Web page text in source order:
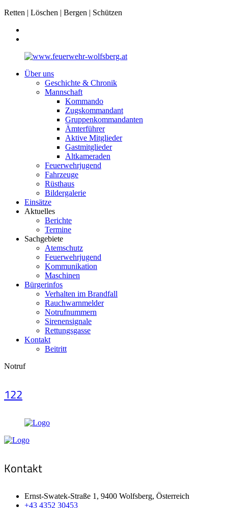
Retten | Löschen | Bergen | Schützen
Über uns
Geschichte & Chronik
Mannschaft
Kommando
Zugskommandant
Gruppenkommandanten
Ämterführer
Aktive Mitglieder
Gastmitglieder
Altkameraden
Feuerwehrjugend
Fahrzeuge
Rüsthaus
Bildergalerie
Einsätze
Aktuelles
Berichte
Termine
Sachgebiete
Atemschutz
Feuerwehrjugend
Kommunikation
Maschinen
Bürgerinfos
Verhalten im Brandfall
Rauchwarnmelder
Notrufnummern
Sirenensignale
Rettungsgasse
Kontakt
Beitritt
Notruf
122
Kontakt
Ernst-Swatek-Straße 1, 9400 Wolfsberg, Österreich
+43 4352 30453